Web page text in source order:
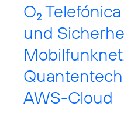
O2
und
AWS-Cloud